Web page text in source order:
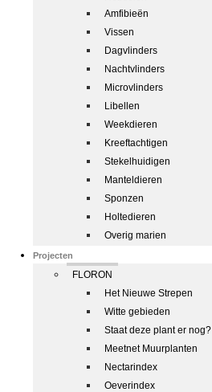
Amfibieën
Vissen
Dagvlinders
Nachtvlinders
Microvlinders
Libellen
Weekdieren
Kreeftachtigen
Stekelhuidigen
Manteldieren
Sponzen
Holtedieren
Overig marien
Projecten
FLORON
Het Nieuwe Strepen
Witte gebieden
Staat deze plant er nog?
Meetnet Muurplanten
Nectarindex
Oeverindex